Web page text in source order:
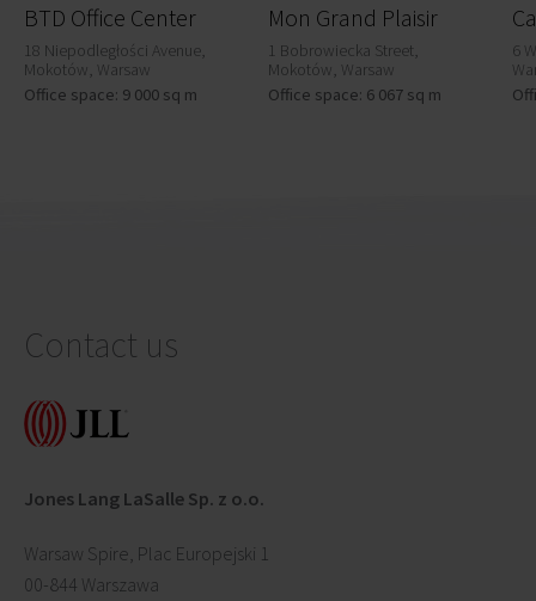
BTD Office Center
18 Niepodległości Avenue,
Mokotów, Warsaw
Office space: 9 000 sq m
Mon Grand Plaisir
1 Bobrowiecka Street,
Mokotów, Warsaw
Office space: 6 067 sq m
6
Contact us
Jones Lang LaSalle Sp. z o.o.
Warsaw Spire, Plac Europejski 1
00-844 Warszawa